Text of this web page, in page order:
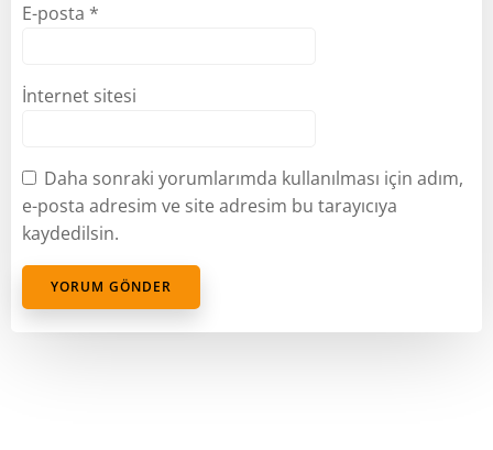
E-posta *
İnternet sitesi
Daha sonraki yorumlarımda kullanılması için adım,
e-posta adresim ve site adresim bu tarayıcıya
kaydedilsin.